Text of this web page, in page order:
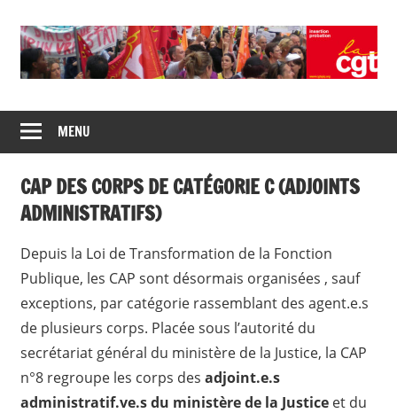
content
CGT
insertion
probation
de
syndicats
CGT
insertion
probation
MENU
CAP DES CORPS DE CATÉGORIE C (ADJOINTS
ADMINISTRATIFS)
Depuis la Loi de Transformation de la Fonction
Publique, les CAP sont désormais organisées , sauf
exceptions, par catégorie rassemblant des agent.e.s
de plusieurs corps. Placée sous l’autorité du
secrétariat général du ministère de la Justice, la CAP
n°8 regroupe les corps des adjoint.e.s
administratif.ve.s du ministère de la Justiceet du